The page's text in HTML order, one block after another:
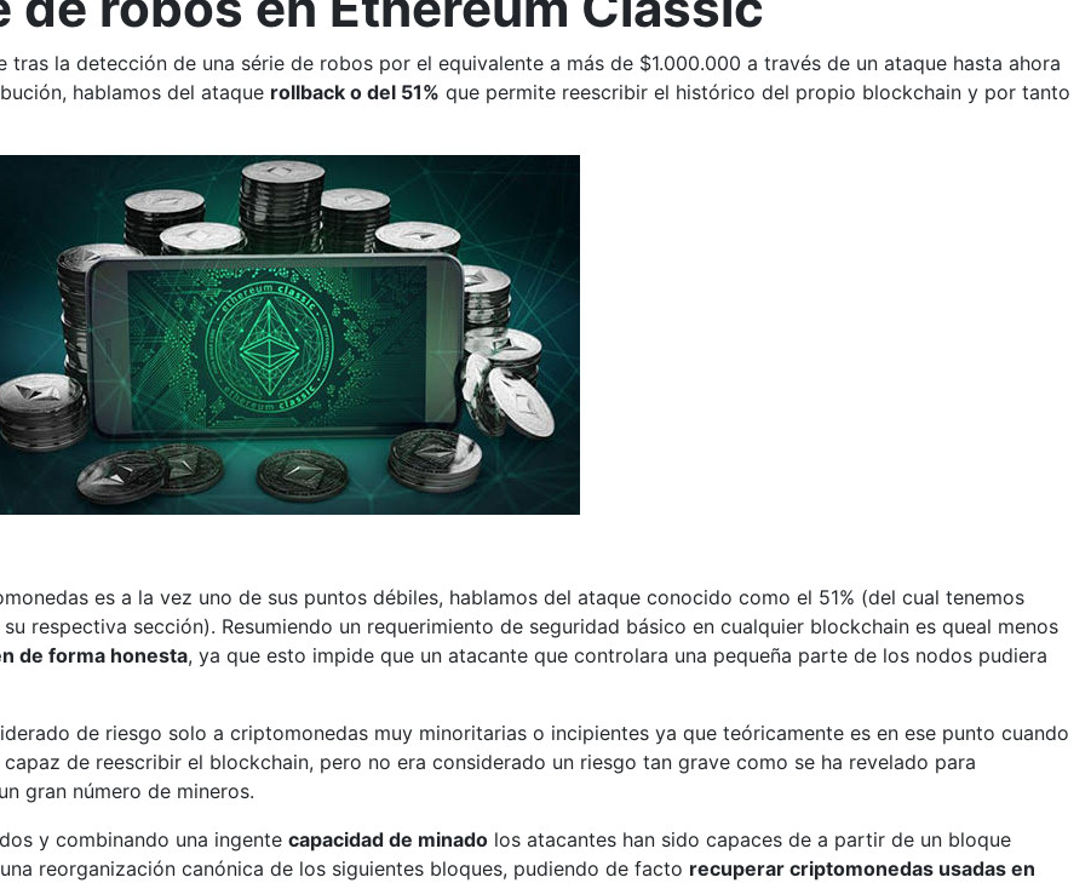
tras la detección de una série de robos por el equivalente a más de $1.000.000 a través de un ataque hasta ahora
hablamos del ataque rollback o del 51% que permite reescribir el histórico del propio blockchain y por tanto
es a la vez uno de sus puntos débiles, hablamos del ataque conocido como el 51% (del cual tenemos
respectiva sección). Resumiendo un requerimiento de seguridad básico en cualquier blockchain es queal menos
de forma honesta, ya que esto impide que un atacante que controlara una pequeña parte de los nodos pudiera
de riesgo solo a criptomonedas muy minoritarias o incipientes ya que teóricamente es en ese punto cuando
de reescribir el blockchain, pero no era considerado un riesgo tan grave como se ha revelado para
gran número de mineros.
y combinando una ingente capacidad de minado los atacantes han sido capaces de a partir de un bloque
reorganización canónica de los siguientes bloques, pudiendo de facto recuperar criptomonedas usadas en